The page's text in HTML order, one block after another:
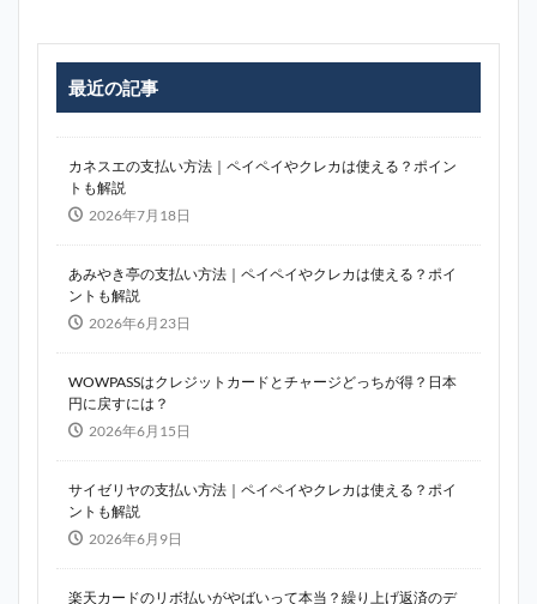
最近の記事
カネスエの支払い方法｜ペイペイやクレカは使える？ポイン
トも解説
2026年7月18日
あみやき亭の支払い方法｜ペイペイやクレカは使える？ポイ
ントも解説
2026年6月23日
WOWPASSはクレジットカードとチャージどっちが得？日本
円に戻すには？
2026年6月15日
サイゼリヤの支払い方法｜ペイペイやクレカは使える？ポイ
ントも解説
2026年6月9日
楽天カードのリボ払いがやばいって本当？繰り上げ返済のデ